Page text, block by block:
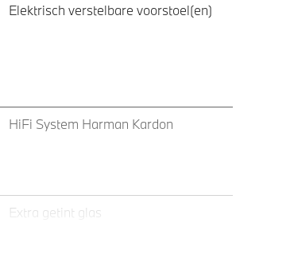
Elektrisch verstelbare voorstoel(en)
HiFi System Harman Kardon
Extra getint glas